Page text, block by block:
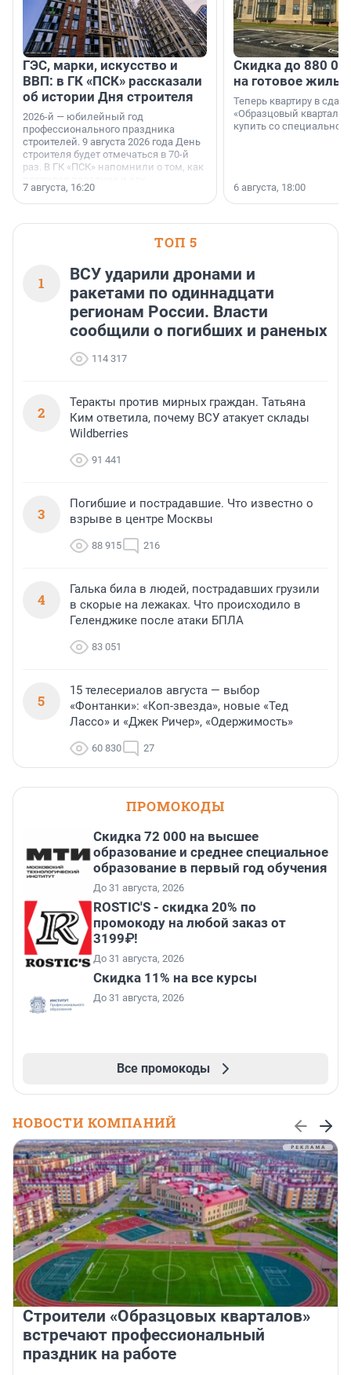
ГЭС, марки, искусство и
ВВП: в ГК «ПСК» рассказали
об истории Дня строителя
2026-й — юбилейный год
профессионального праздника
строителей. 9 августа 2026 года День
строителя будет отмечаться в 70-й
раз. В ГК «ПСК» напомнили о том, как
поменялась роль строительства.
7 августа, 16:20
Скидка до 880
на готовое
Теперь квартиру в
«Образцовый квартал
купить со специальной
6 августа, 18:00
ТОП 5
1
ВСУ ударили дронами и
ракетами по одиннадцати
регионам России. Власти
сообщили о погибших и раненых
114 317
2
Теракты против мирных граждан. Татьяна
Ким ответила, почему ВСУ атакует склады
Wildberries
91 441
3
Погибшие и пострадавшие. Что известно о
взрыве в центре Москвы
88 915 216
4
Галька била в людей, пострадавших грузили
в скорые на лежаках. Что происходило в
Геленджике после атаки БПЛА
83 051
5
15 телесериалов августа — выбор
«Фонтанки»: «Коп-звезда», новые «Тед
Лассо» и «Джек Ричер», «Одержимость»
60 830 27
ПРОМОКОДЫ
Скидка 72 000 на высшее
образование и среднее специальное
образование в первый год обучения
До 31 августа, 2026
ROSTIC'S - скидка 20% по
промокоду на любой заказ от
3199₽!
До 31 августа, 2026
Скидка 11% на все курсы
До 31 августа, 2026
Все промокоды
НОВОСТИ КОМПАНИЙ
Строители «Образцовых кварталов»
встречают профессиональный
праздник на работе